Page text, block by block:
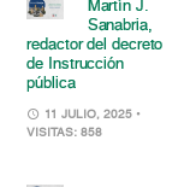
Martín J.
Sanabria,
redactor del decreto
de Instrucción
pública
11 JULIO, 2025 •
VISITAS: 858